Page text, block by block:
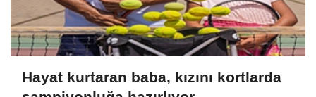
Hayat kurtaran baba, kızını kortlarda